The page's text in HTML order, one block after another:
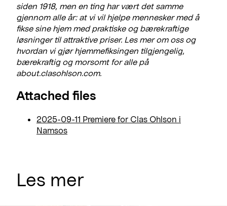
siden 1918, men en ting har vært det samme
gjennom alle år: at vi vil hjelpe mennesker med å
fikse sine hjem med praktiske og bærekraftige
løsninger til attraktive priser. Les mer om oss og
hvordan vi gjør hjemmefiksingen tilgjengelig,
bærekraftig og morsomt for alle på
about.clasohlson.com.
Attached files
2025-09-11 Premiere for Clas Ohlson i
Namsos
Les mer